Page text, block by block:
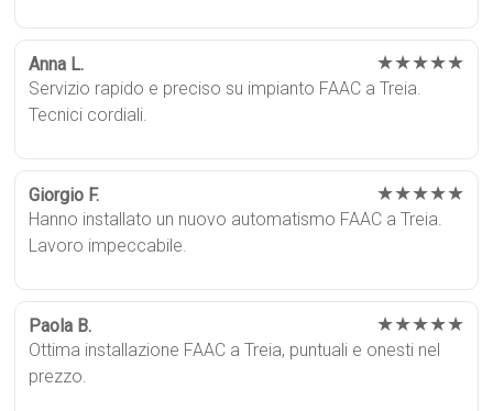
Anna L. ★★★★★
Servizio rapido e preciso su impianto FAAC a Treia.
Tecnici cordiali.
Giorgio F. ★★★★★
Hanno installato un nuovo automatismo FAAC a Treia.
Lavoro impeccabile.
Paola B. ★★★★★
Ottima installazione FAAC a Treia, puntuali e onesti nel
prezzo.